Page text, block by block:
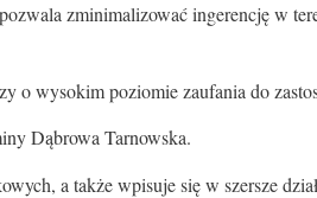
zminimalizować ingerencję w
o wysokim poziomie zaufania do
Dąbrowa Tarnowska.
a także wpisuje się w szersze